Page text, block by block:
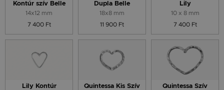
Kontúr szív Belle
14x12 mm
7 400 Ft
Dupla Belle
18x8 mm
11 900 Ft
Lily
10 x 8 mm
7 400 Ft
Lily Kontúr
Quintessa Kis Szív
Quintessa Szív